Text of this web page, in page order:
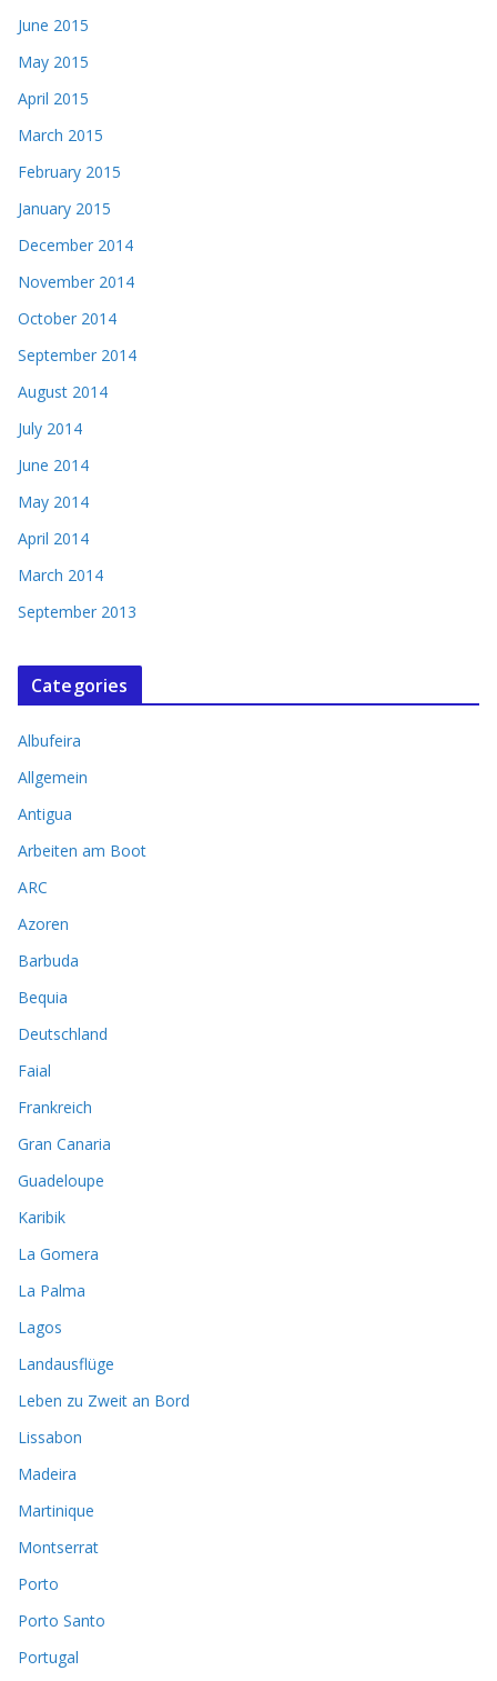
June 2015
May 2015
April 2015
March 2015
February 2015
January 2015
December 2014
November 2014
October 2014
September 2014
August 2014
July 2014
June 2014
May 2014
April 2014
March 2014
September 2013
Categories
Albufeira
Allgemein
Antigua
Arbeiten am Boot
ARC
Azoren
Barbuda
Bequia
Deutschland
Faial
Frankreich
Gran Canaria
Guadeloupe
Karibik
La Gomera
La Palma
Lagos
Landausflüge
Leben zu Zweit an Bord
Lissabon
Madeira
Martinique
Montserrat
Porto
Porto Santo
Portugal